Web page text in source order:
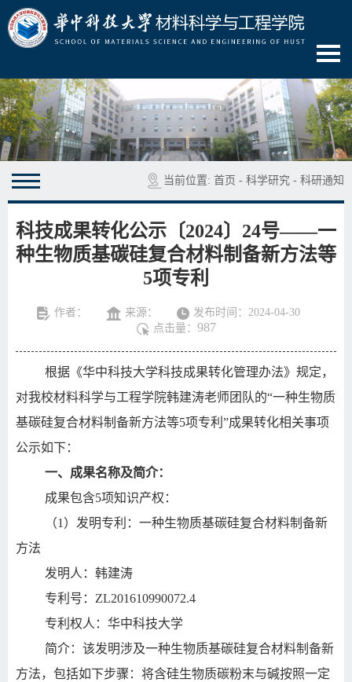
当前位置: 首页 - 科学研究 - 科研通知
科技成果转化公示〔2024〕24号——一
种生物质基碳硅复合材料制备新方法等
5项专利
作者： 来源：
发布时间：2024-04-30
点击量： 987
根据《华中科技大学科技成果转化管理办法》规定，
对我校材料科学与工程学院韩建涛老师团队的“一种生物质
基碳硅复合材料制备新方法等5项专利”成果转化相关事项
公示如下：
一、成果名称及简介：
成果包含5项知识产权：
（1）发明专利：一种生物质基碳硅复合材料制备新
方法
发明人：韩建涛
专利号：ZL201610990072.4
专利权人：华中科技大学
简介：该发明涉及一种生物质基碳硅复合材料制备新
方法，包括如下步骤：将含硅生物质碳粉末与碱按照一定